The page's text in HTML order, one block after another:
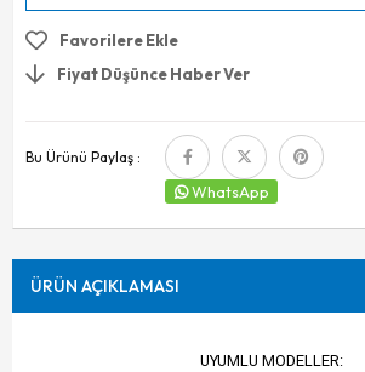
Favorilere Ekle
Fiyat Düşünce Haber Ver
Bu Ürünü Paylaş :
WhatsApp
ÜRÜN AÇIKLAMASI
UYUMLU MODELLER: